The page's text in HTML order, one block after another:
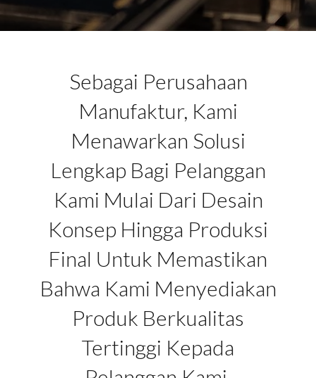
Sebagai Perusahaan
Manufaktur, Kami
Menawarkan Solusi
Lengkap Bagi Pelanggan
Kami Mulai Dari Desain
Konsep Hingga Produksi
Final Untuk Memastikan
Bahwa Kami Menyediakan
Produk Berkualitas
Tertinggi Kepada